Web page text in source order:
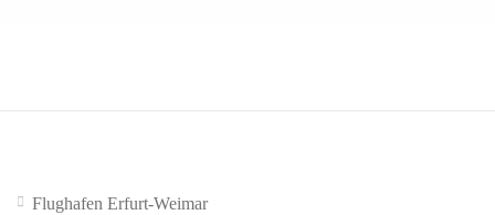
Flughafen Erfurt-Weimar